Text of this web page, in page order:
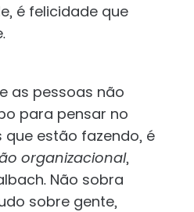
é felicidade que
as pessoas não
para pensar no
estão fazendo, é
organizacional,
Não sobra
sobre gente,